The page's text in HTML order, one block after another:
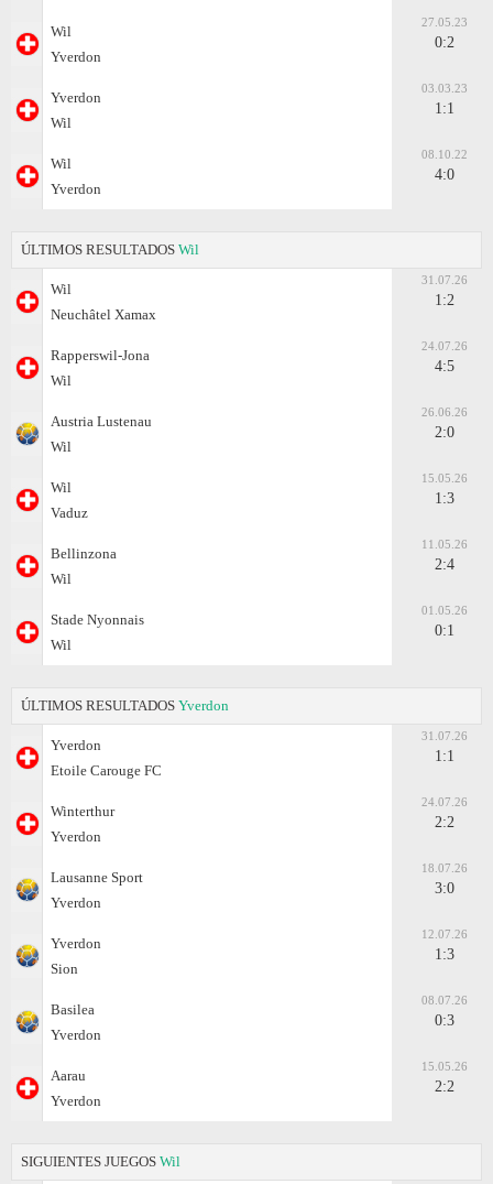
Wil
Yverdon
27.05.23
0:2
Yverdon
Wil
03.03.23
1:1
Wil
Yverdon
08.10.22
4:0
ÚLTIMOS RESULTADOS Wil
Wil
Neuchâtel Xamax
31.07.26
1:2
Rapperswil-Jona
Wil
24.07.26
4:5
Austria Lustenau
Wil
26.06.26
2:0
Wil
Vaduz
15.05.26
1:3
Bellinzona
Wil
11.05.26
2:4
Stade Nyonnais
Wil
01.05.26
0:1
ÚLTIMOS RESULTADOS Yverdon
Yverdon
Etoile Carouge FC
31.07.26
1:1
Winterthur
Yverdon
24.07.26
2:2
Lausanne Sport
Yverdon
18.07.26
3:0
Yverdon
Sion
12.07.26
1:3
Basilea
Yverdon
08.07.26
0:3
Aarau
Yverdon
15.05.26
2:2
SIGUIENTES JUEGOS Wil